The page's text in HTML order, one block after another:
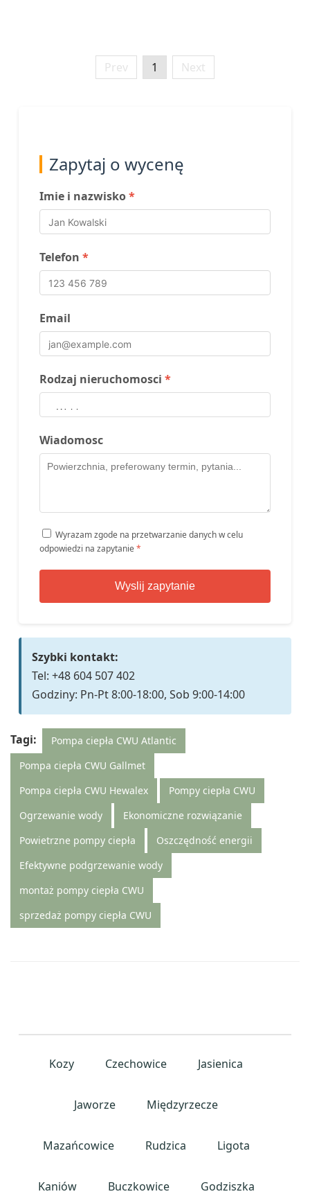
Prev 1 Next
Zapytaj o wycenę
Imie i nazwisko*
Telefon *
Email
Rodzaj nieruchomosci *
Wiadomosc
Wyrazam zgode na przetwarzanie danych w celu
odpowiedzi na zapytanie*
Wyslij zapytanie
Szybki kontakt:
Tel: +48 604 507 402
Godziny: Pn-Pt 8:00-18:00, Sob 9:00-14:00
Tagi:
Pompa ciepła CWU Atlantic
Pompa ciepła CWU Gallmet
Pompa ciepła CWU Hewalex
Pompy ciepła CWU
Ogrzewanie wody
Ekonomiczne rozwiązanie
Powietrzne pompy ciepła
Oszczędność energii
Efektywne podgrzewanie wody
montaż pompy ciepła CWU
sprzedaż pompy ciepła CWU
Kozy Czechowice Jasienica
Jaworze Międzyrzecze
Mazańcowice Rudzica Ligota
Kaniów Buczkowice Godziszka